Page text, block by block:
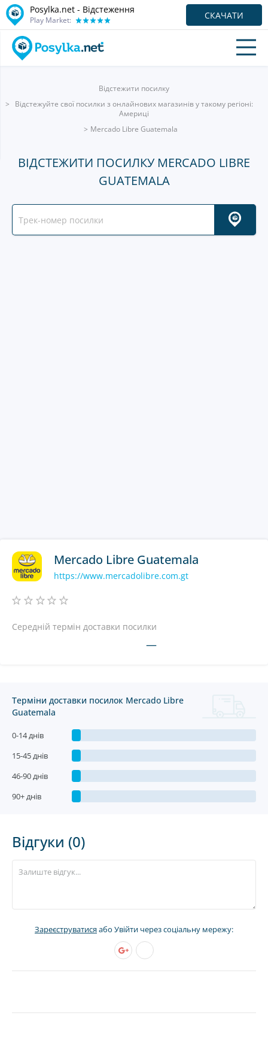
Posylka.net - Відстеження
Play Market: СКАЧАТИ
Відстежити посилку
Відстежуйте свої посилки з онлайнових магазинів у такому регіоні:
Америці
Mercado Libre Guatemala
ВІДСТЕЖИТИ ПОСИЛКУ MERCADO LIBRE
GUATEMALA
Mercado Libre Guatemala
https://www.mercadolibre.com.gt
Середній термін доставки посилки
—
Терміни доставки посилок Mercado Libre
Guatemala
0-14 днів
15-45 днів
46-90 днів
90+ днів
Відгуки (0)
Зареєструватисяабо Увійти через соціальну мережу: